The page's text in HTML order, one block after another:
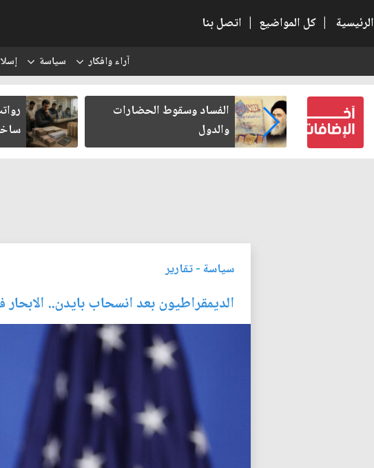
الرئيسية | كل المواضيع | اتصل بنا
آراء وافكار سياسة
كتب لنفسه
الفساد وسقوط الحضارات
والدول
سياسة-تقارير
الديمقراطيون بعد انسحاب بايدن..